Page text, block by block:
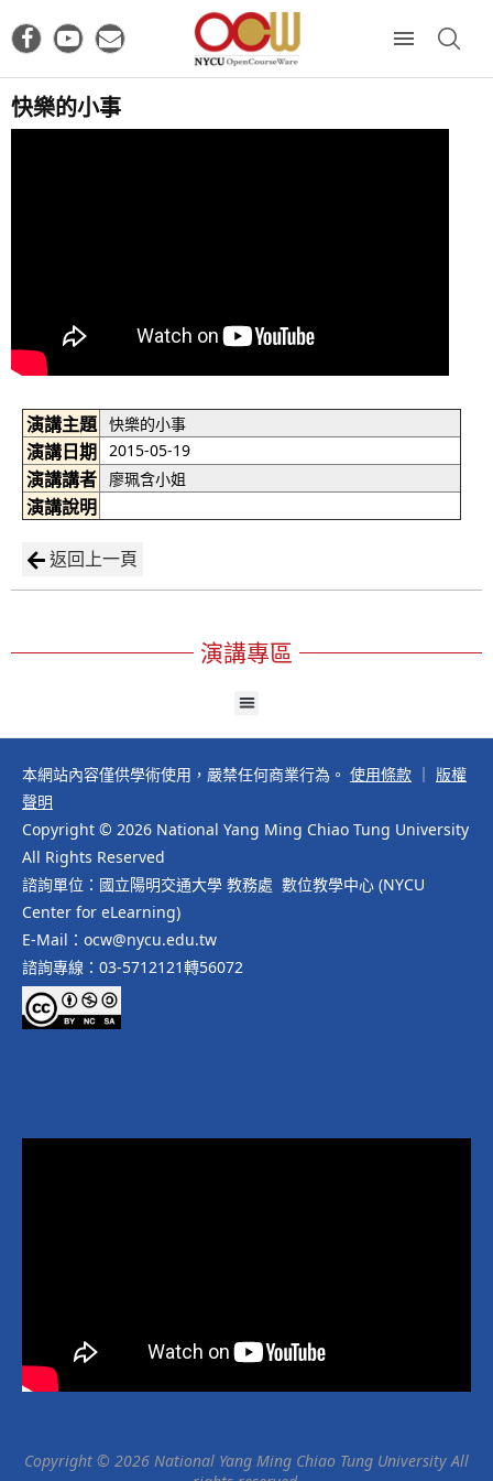
快樂的小事
演講主題 快樂的小事
演講日期 2015-05-19
演講講者 廖珮含小姐
演講說明
返回上一頁
演講專區
本網站內容僅供學術使用，嚴禁任何商業行為。 使用條款
版權
聲明
Copyright © 2026 National Yang Ming Chiao Tung University
All Rights Reserved
諮詢單位：國立陽明交通大學 教務處 數位教學中心 (NYCU
Center for eLearning)
E-Mail：ocw@nycu.edu.tw
諮詢專線：03-5712121轉56072
Copyright © 2026 National Yang Ming Chiao Tung University All